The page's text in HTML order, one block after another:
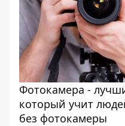
Фотокамера -
который учит
без фотокамеры